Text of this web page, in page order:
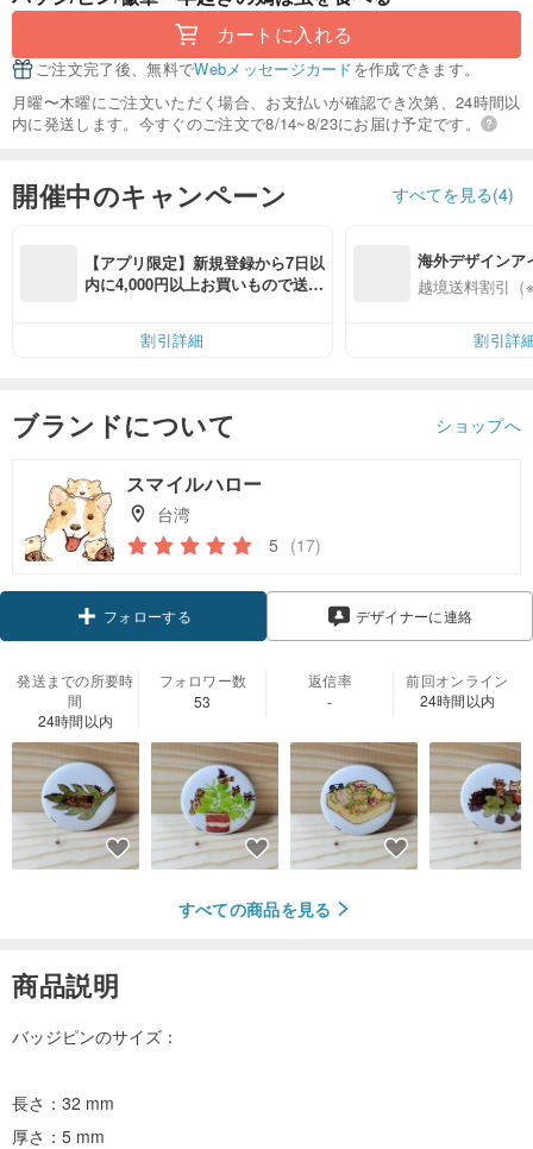
カートに入れる
ご注文完了後、無料でWebメッセージカードを作成できます。
月曜〜木曜にご注文いただく場合、お支払いが確認でき次第、24時間以
内に発送します。今すぐのご注文で8/14~8/23にお届け予定です。
開催中のキャンペーン すべてを見る(4)
【アプリ限定】新規登録から7日以
内に4,000円以上お買いもので送料
割引詳細
海外デザインア
入
越境送料割引（
割引詳
ブランドについて ショップへ
スマイルハロー
台湾
5 (17)
デザイナーに連絡
発送までの所要時
間
24時間以内
フォロワー数
53
返信率
-
前回オンライン
24時間以内
すべての商品を見る
商品説明
バッジピンのサイズ：
長さ：32 mm
厚さ：5 mm